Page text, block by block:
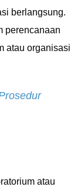
berlangsung.
perencanaan
atau organisasi
atau